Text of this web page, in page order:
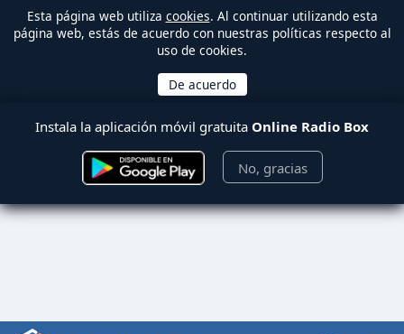
Esta página web utiliza cookies. Al continuar utilizando esta
página web, estás de acuerdo con nuestras políticas respecto al
uso de cookies.
Instala la aplicación móvil gratuita Online Radio Box
No, gracias